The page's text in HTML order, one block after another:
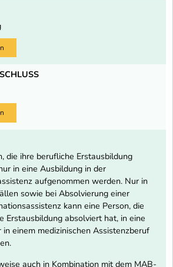
die ihre berufliche Erstausbildung
in eine Ausbildung in der
aufgenommen werden. Nur in
sowie bei Absolvierung einer
kann eine Person, die
Erstausbildung absolviert hat, in eine
einem medizinischen Assistenzberuf
auch in Kombination mit dem MAB-